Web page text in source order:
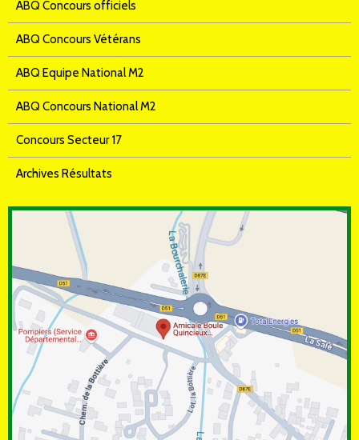
ABQ Concours officiels
ABQ Concours Vétérans
ABQ Equipe National M2
ABQ Concours National M2
Concours Secteur 17
Archives Résultats